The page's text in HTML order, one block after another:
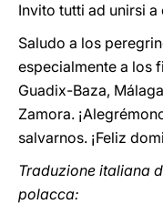
Invito tutti ad unirsi
Saludo a los
especialmente a los
Guadix-Baza,
Zamora.
salvarnos. ¡Feliz
Traduzione italiana
polacca: